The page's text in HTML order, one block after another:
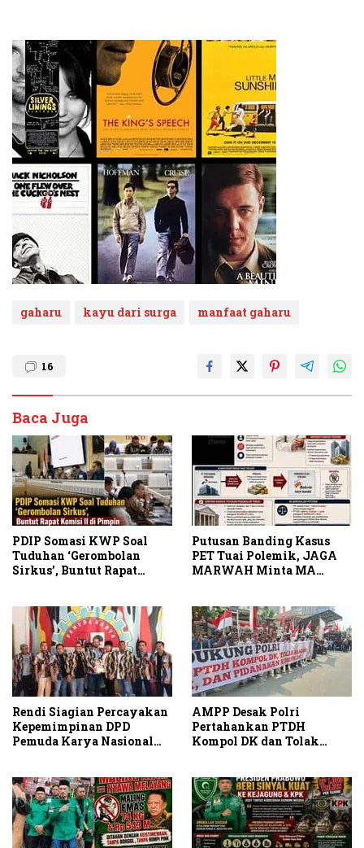
gaharu kayu dari surga manfaat gaharu
16
Baca Juga
PDIP Somasi KWP Soal
Tuduhan ‘Gerombolan
Sirkus’, Buntut Rapat
Putusan Banding Kasus
PET Tuai Polemik, JAGA
MARWAH Minta MA
Rendi Siagian Percayakan
Kepemimpinan DPD
Pemuda Karya Nasional
AMPP Desak Polri
Pertahankan PTDH
Kompol DK dan Tolak